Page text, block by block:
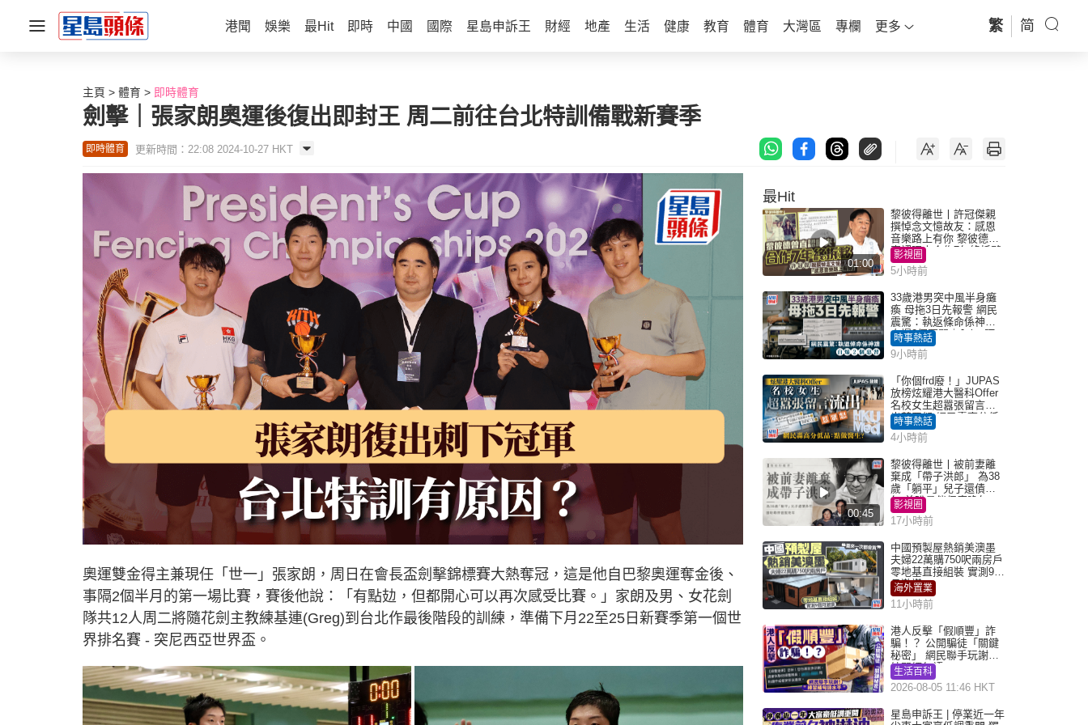
港聞 娛樂 最Hit 即時 中國 國際 星島申訴王 財經 地產 生活 健康 教育 體育 大灣區 專欄 更多 繁 简
主頁 體育 即時體育
劍擊｜張家朗奧運後復出即封王 周二前往台北特訓備戰新賽季
即時體育 更新時間：22:08 2024-10-27 HKT
奧運雙金得主兼現任「世一」張家朗，周日在會長盃劍擊錦標賽大熱奪冠，這是他自巴黎奧運奪金後、
事隔2個半月的第一場比賽，賽後他說：「有點攰，但都開心可以再次感受比賽。」家朗及男、女花劍
隊共12人周二將隨花劍主教練基連(Greg)到台北作最後階段的訓練，準備下月22至25日新賽季第一個世
界排名賽 - 突尼西亞世界盃。
最Hit
01:00
黎彼得離世丨許冠傑親
撰悼念文憶故友：感恩
音樂路上有你 黎彼德曾
直認唔夾合作7年終拆夥
影視圈
5小時前
33歲港男突中風半身癱
瘓 母拖3日先報警 網民
震驚：執返條命係神蹟
自爆2個惡習｜Juicy叮
時事熱話
9小時前
「你個frd廢！」JUPAS
放榜炫耀港大醫科Offer
名校女生超囂張留言流
出惹眾怒 網民轟高分低
品：點做醫生？｜Juicy
叮
時事熱話
4小時前
00:45
黎彼得離世丨被前妻離
棄成「帶子洪郎」 為38
歲「躺平」兒子還債多
年 曾盼尋伴侶度晚年
影視圈
17小時前
中國預製屋熱銷美澳墨
夫婦22萬購750呎兩房戶
零地基直接組裝 實測9個
月激讚
海外置業
11小時前
港人反擊「假順豐」詐
騙！？ 公開騙徒「關鍵
秘密」 網民聯手玩謝：
練習緬甸語
生活百科
2026-08-05 11:46 HKT
星島申訴王 | 停業近一年